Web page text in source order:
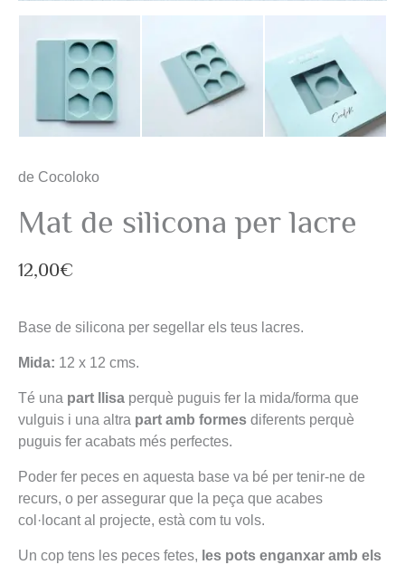
de Cocoloko
Mat de silicona per lacre
12,00€
Base de silicona per segellar els teus lacres.
Mida: 12 x 12 cms.
Té una part llisa perquè puguis fer la mida/forma que
vulguis i una altra part amb formes diferents perquè
puguis fer acabats més perfectes.
Poder fer peces en aquesta base va bé per tenir-ne de
recurs, o per assegurar que la peça que acabes
col·locant al projecte, està com tu vols.
Un cop tens les peces fetes, les pots enganxar amb els